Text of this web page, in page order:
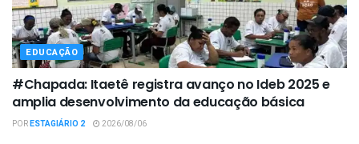
EDUCAÇÃO
#Chapada: Itaetê registra avanço no Ideb 2025 e
amplia desenvolvimento da educação básica
PORESTAGIÁRIO 2 2026/08/06